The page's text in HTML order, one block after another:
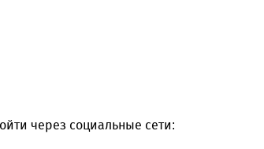
через социальные сети: